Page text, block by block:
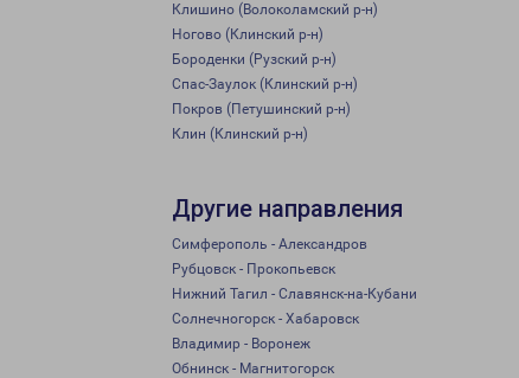
Клишино (Волоколамский р-н)
Ногово (Клинский р-н)
Бороденки (Рузский р-н)
Спас-Заулок (Клинский р-н)
Покров (Петушинский р-н)
Клин (Клинский р-н)
Другие направления
Симферополь - Александров
Рубцовск - Прокопьевск
Нижний Тагил - Славянск-на-Кубани
Солнечногорск - Хабаровск
Владимир - Воронеж
Обнинск - Магнитогорск